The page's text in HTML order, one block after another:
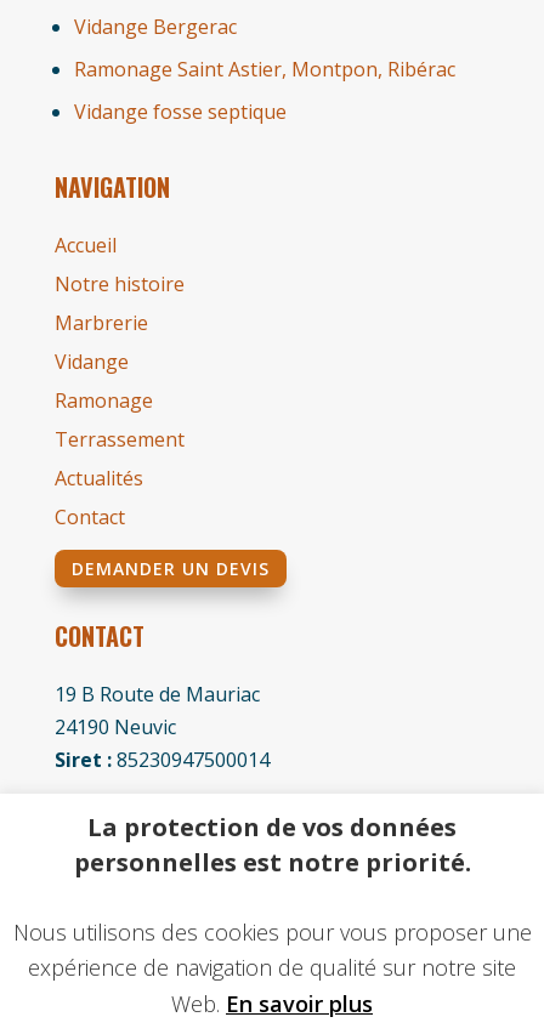
Vidange Bergerac
Ramonage Saint Astier, Montpon, Ribérac
Vidange fosse septique
NAVIGATION
Accueil
Notre histoire
Marbrerie
Vidange
Ramonage
Terrassement
Actualités
Contact
DEMANDER UN DEVIS
CONTACT
19 B Route de Mauriac
24190 Neuvic
Siret :85230947500014
05 53 81 61 94
benjamin.angibaud@orange.fr
La protection de vos données
personnelles est notre priorité.
Nous utilisons des cookies pour vous proposer une
expérience de navigation de qualité sur notre site
Web. En savoir plus